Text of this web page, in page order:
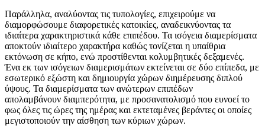
Παράλληλα, αναλύοντας τις τυπολογίες, επιχειρούμε να
διαμορφώσουμε διαφορετικές κατοικίες, αναδεικνύοντας τα
ιδιαίτερα χαρακτηριστικά κάθε επιπέδου. Τα ισόγεια διαμερίσματα
αποκτούν ιδιαίτερο χαρακτήρα καθώς τονίζεται η υπαίθρια
εκτόνωση σε κήπο, ενώ προστίθενται κολυμβητικές δεξαμενές.
Ένα εκ των ισόγειων διαμερισμάτων εκτείνεται σε δύο επίπεδα, με
εσωτερικό εξώστη και δημιουργία χώρων διημέρευσης διπλού
ύψους. Τα διαμερίσματα των ανώτερων επιπέδων
απολαμβάνουν διαμπερότητα, με προσανατολισμό που ευνοεί το
φως όλες τις ώρες της ημέρας και εκτεταμένες βεράντες οι οποίες
μεγιστοποιούν την αίσθηση των κύριων χώρων.